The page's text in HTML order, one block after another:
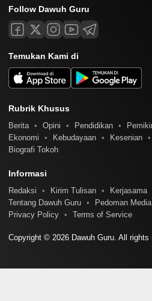
Follow Dawuh Guru
Temukan Kami di
Rubrik Khusus
Berita Opini Pendidikan
Ekonomi
Kebudayaan Kesenian
Biografi Tokoh
Informasi
Redaksi Kirim Tulisan Kerjasama
Tentang Dawuh Guru
Pedoman
Privacy Policy
Terms of Service
Copyright © 2026 Dawuh Guru. All rights